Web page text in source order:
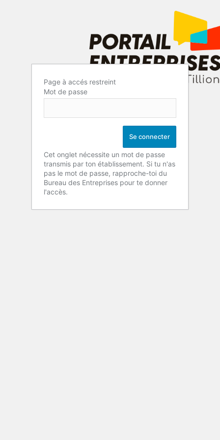
Page à accés restreint
Mot de passe
Cet onglet nécessite un mot de passe
transmis par ton établissement. Si tu n'as
pas le mot de passe, rapproche-toi du
Bureau des Entreprises pour te donner
l'accès.